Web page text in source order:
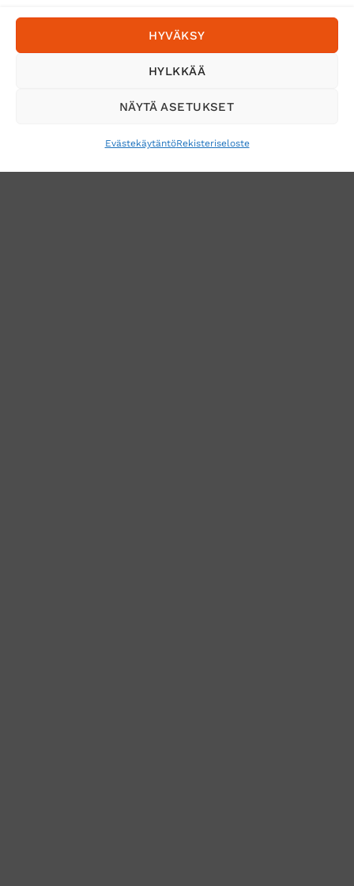
HYVÄKSY
HYLKKÄÄ
NÄYTÄ ASETUKSET
EvästekäytäntöRekisteriseloste